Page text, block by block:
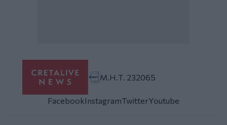
Μ.Η.Τ. 232065
FacebookInstagramTwitterYoutube